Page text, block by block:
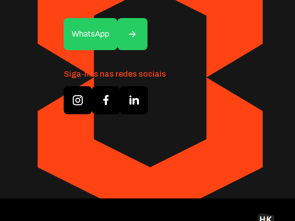
WhatsApp
Siga-nos nas redes sociais